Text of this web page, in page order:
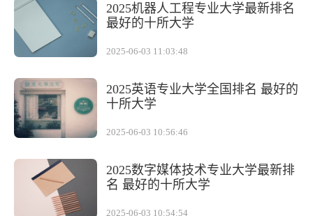
2025机器人工程专业大学最新排名
最好的十所大学
2025-06-03 11:03:48
2025英语专业大学全国排名 最好的
十所大学
2025-06-03 10:56:46
2025数字媒体技术专业大学最新排
名 最好的十所大学
2025-06-03 10:54:54